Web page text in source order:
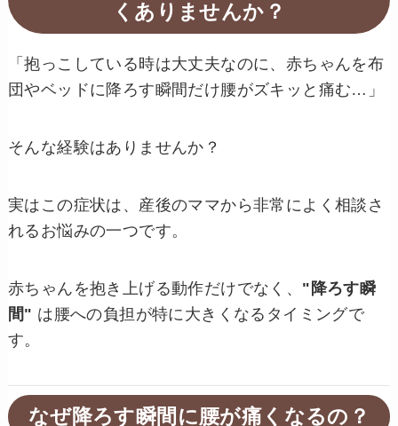
くありませんか？
「抱っこしている時は大丈夫なのに、赤ちゃんを布
団やベッドに降ろす瞬間だけ腰がズキッと痛む…」
そんな経験はありませんか？
実はこの症状は、産後のママから非常によく相談さ
れるお悩みの一つです。
赤ちゃんを抱き上げる動作だけでなく、 "降ろす瞬
間" は腰への負担が特に大きくなるタイミングで
す。
なぜ降ろす瞬間に腰が痛くなるの？